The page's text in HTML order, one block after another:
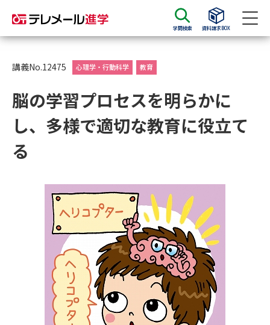
学問検索 資料請求BOX
資料請求
大学・短大の資料種類から請求
大学・短大以外の資料から請求
専門学校の資料請求 大学院の資料請求
留学・進学関連、塾・予備校
大学入学共通テスト「受験案
内」の請求
講義No.12475 心理学・行動科学 教育
脳の学習プロセスを明らかに
し、多様で適切な教育に役立て
る